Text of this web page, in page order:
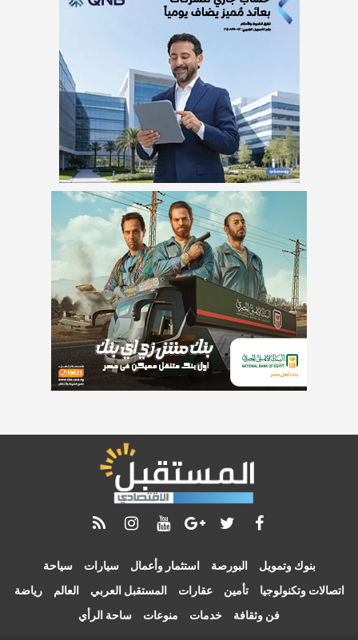
بنوك وتمويل البورصة استثمار وأعمال سيارات
سياحة
اتصالات وتكنولوجيا
تأمين عقارات المستقبل العربي العالم
رياضة
فن وثقافة
خدمات منوعات ساحة الرأي